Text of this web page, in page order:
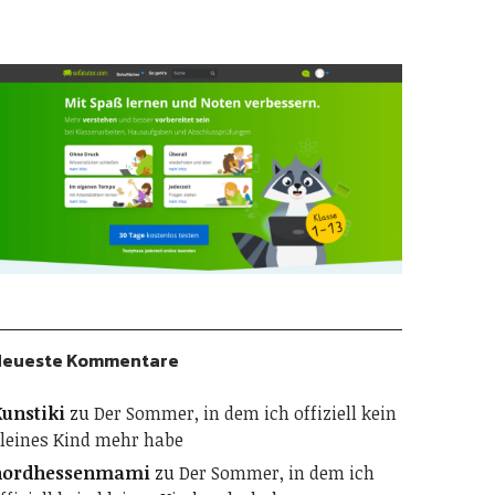
Kommentare
zuDer Sommer, in dem ich offiziell kein
Kind mehr habe
zuDer Sommer, in dem ich